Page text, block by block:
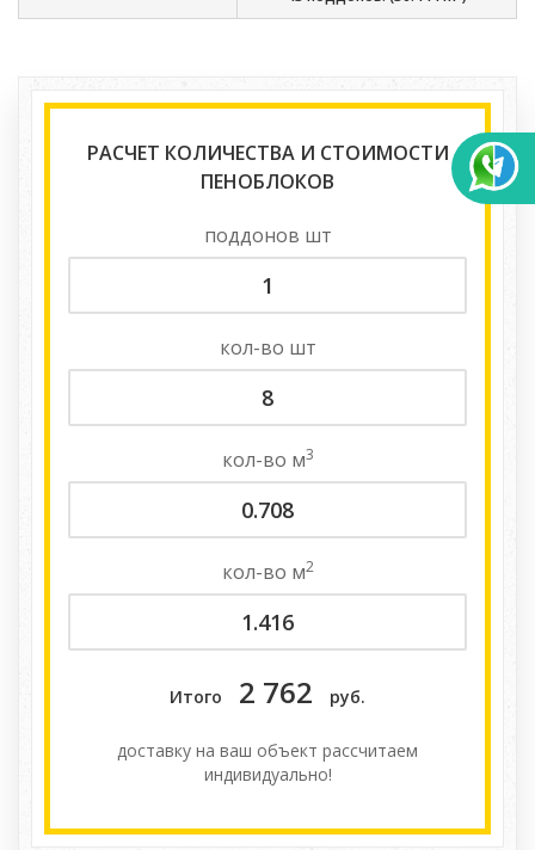
РАСЧЕТ КОЛИЧЕСТВА И СТОИМОСТИ
ПЕНОБЛОКОВ
поддонов шт
кол-во шт
кол-во м3
кол-во м2
Итого 2 762 руб.
доставку на ваш объект расcчитаем
индивидуально!